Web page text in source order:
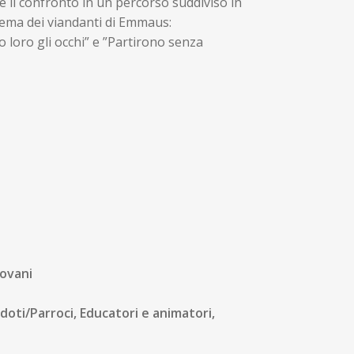
dei viandanti di Emmaus:
loro gli occhi” e ”Partirono senza
Parroci, Educatori e animatori,